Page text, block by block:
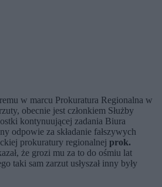
w marcu Prokuratura Regionalna w
obecnie jest członkiem Służby
kontynuującej zadania Biura
odpowie za składanie fałszywych
prokuratury regionalnej prok.
że grozi mu za to do ośmiu lat
taki sam zarzut usłyszał inny były